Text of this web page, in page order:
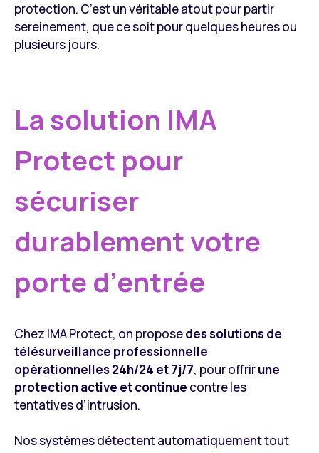
protection. C’est un véritable atout pour partir
sereinement, que ce soit pour quelques heures ou
plusieurs jours.
La solution IMA
Protect pour
sécuriser
durablement votre
porte d’entrée
Chez IMA Protect, on proposedes solutions de
télésurveillance professionnelle
opérationnelles 24h/24 et 7j/7, pour offrirune
protection active et continue contre les
tentatives d’intrusion.
Nos systèmes détectent automatiquement tout